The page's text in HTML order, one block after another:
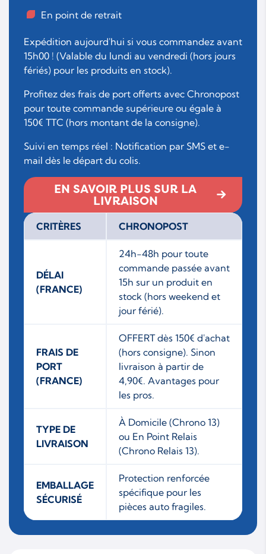
En point de retrait
Expédition aujourd'hui si vous commandez avant
15h00 ! (Valable du lundi au vendredi (hors jours
fériés) pour les produits en stock).
Profitez des frais de port offerts avec Chronopost
pour toute commande supérieure ou égale à
150€ TTC (hors montant de la consigne).
Suivi en temps réel : Notification par SMS et e-
mail dès le départ du colis.
EN SAVOIR PLUS SUR LA
LIVRAISON
CRITÈRES CHRONOPOST
DÉLAI
(FRANCE)
24h-48h pour toute
commande passée avant
15h sur un produit en
stock (hors weekend et
jour férié).
FRAIS DE
PORT
(FRANCE)
OFFERT dès 150€ d'achat
(hors consigne). Sinon
livraison à partir de
4,90€. Avantages pour
les pros.
TYPE DE
LIVRAISON
À Domicile (Chrono 13)
ou En Point Relais
(Chrono Relais 13).
EMBALLAGE
SÉCURISÉ
Protection renforcée
spécifique pour les
pièces auto fragiles.